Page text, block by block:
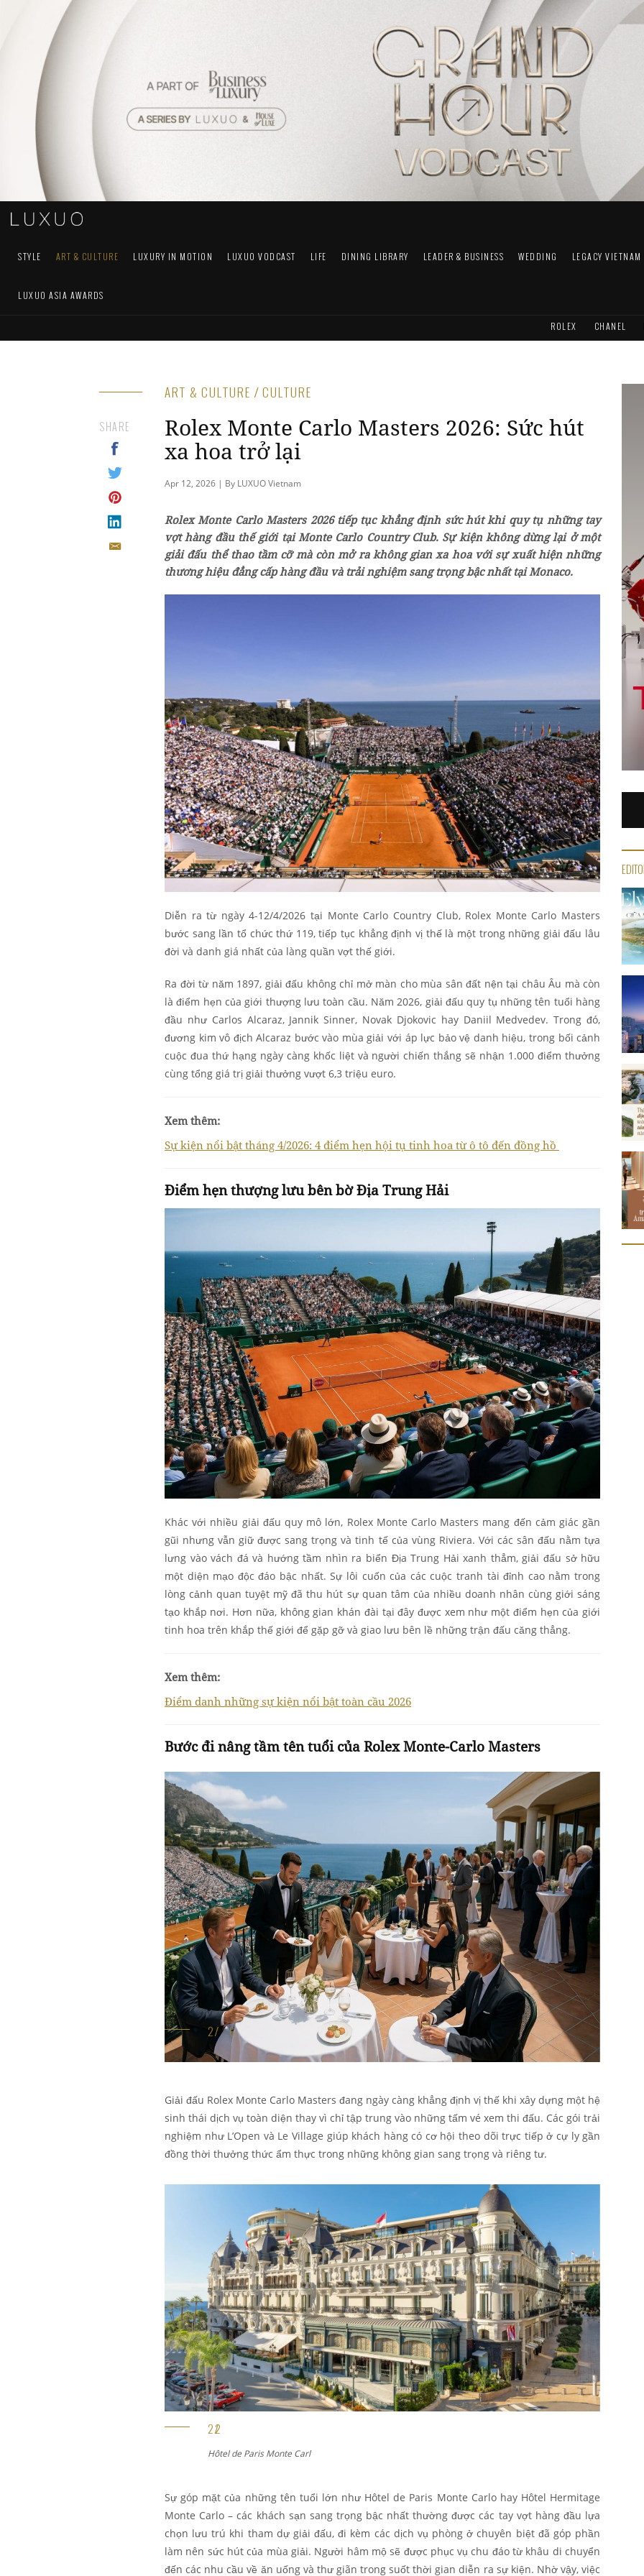
STYLE ART & CULTURE LUXURY IN MOTION LUXUO VODCAST LIFE DINING LIBRARY LEADER & BUSINESS WEDDING LEGACY VIETNAM
LUXUO ASIA AWARDS
ROLEX CHANEL
ART & CULTURE / CULTURE
Rolex Monte Carlo Masters 2026: Sức hút
xa hoa trở lại
Apr 12, 2026 | By LUXUO Vietnam
SHARE
Rolex Monte Carlo Masters 2026 tiếp tục khẳng định sức hút khi quy tụ những tay
vợt hàng đầu thế giới tại Monte Carlo Country Club. Sự kiện không dừng lại ở một
giải đấu thể thao tầm cỡ mà còn mở ra không gian xa hoa với sự xuất hiện những
thương hiệu đẳng cấp hàng đầu và trải nghiệm sang trọng bậc nhất tại Monaco.
Diễn ra từ ngày 4-12/4/2026 tại Monte Carlo Country Club, Rolex Monte Carlo Masters
bước sang lần tổ chức thứ 119, tiếp tục khẳng định vị thế là một trong những giải đấu lâu
đời và danh giá nhất của làng quần vợt thế giới.
Ra đời từ năm 1897, giải đấu không chỉ mở màn cho mùa sân đất nện tại châu Âu mà còn
là điểm hẹn của giới thượng lưu toàn cầu. Năm 2026, giải đấu quy tụ những tên tuổi hàng
đầu như Carlos Alcaraz, Jannik Sinner, Novak Djokovic hay Daniil Medvedev. Trong đó,
đương kim vô địch Alcaraz bước vào mùa giải với áp lực bảo vệ danh hiệu, trong bối cảnh
cuộc đua thứ hạng ngày càng khốc liệt và người chiến thắng sẽ nhận 1.000 điểm thưởng
cùng tổng giá trị giải thưởng vượt 6,3 triệu euro.
Xem thêm:
Sự kiện nổi bật tháng 4/2026: 4 điểm hẹn hội tụ tinh hoa từ ô tô đến đồng hồ
Điểm hẹn thượng lưu bên bờ Địa Trung Hải
Khác với nhiều giải đấu quy mô lớn, Rolex Monte Carlo Masters mang đến cảm giác gần
gũi nhưng vẫn giữ được sang trọng và tinh tế của vùng Riviera. Với các sân đấu nằm tựa
lưng vào vách đá và hướng tầm nhìn ra biển Địa Trung Hải xanh thẳm, giải đấu sở hữu
một diện mạo độc đáo bậc nhất. Sự lôi cuốn của các cuộc tranh tài đỉnh cao nằm trong
lòng cảnh quan tuyệt mỹ đã thu hút sự quan tâm của nhiều doanh nhân cùng giới sáng
tạo khắp nơi. Hơn nữa, không gian khán đài tại đây được xem như một điểm hẹn của giới
tinh hoa trên khắp thế giới để gặp gỡ và giao lưu bên lề những trận đấu căng thẳng.
Xem thêm:
Điểm danh những sự kiện nổi bật toàn cầu 2026
Bước đi nâng tầm tên tuổi của Rolex Monte-Carlo Masters
Giải đấu Rolex Monte Carlo Masters đang ngày càng khẳng định vị thế khi xây dựng một hệ
sinh thái dịch vụ toàn diện thay vì chỉ tập trung vào những tấm vé xem thi đấu. Các gói trải
nghiệm như L’Open và Le Village giúp khách hàng có cơ hội theo dõi trực tiếp ở cự ly gần
đồng thời thưởng thức ẩm thực trong những không gian sang trọng và riêng tư.
Hôtel de Paris Monte Carl
Sự góp mặt của những tên tuổi lớn như Hôtel de Paris Monte Carlo hay Hôtel Hermitage
Monte Carlo – các khách sạn sang trọng bậc nhất thường được các tay vợt hàng đầu lựa
chọn lưu trú khi tham dự giải đấu, đi kèm các dịch vụ phòng ở chuyên biệt đã góp phần
làm nên sức hút của mùa giải. Người hâm mộ sẽ được phục vụ chu đáo từ khâu di chuyển
đến các nhu cầu về ăn uống và thư giãn trong suốt thời gian diễn ra sự kiện. Nhờ vậy, việc